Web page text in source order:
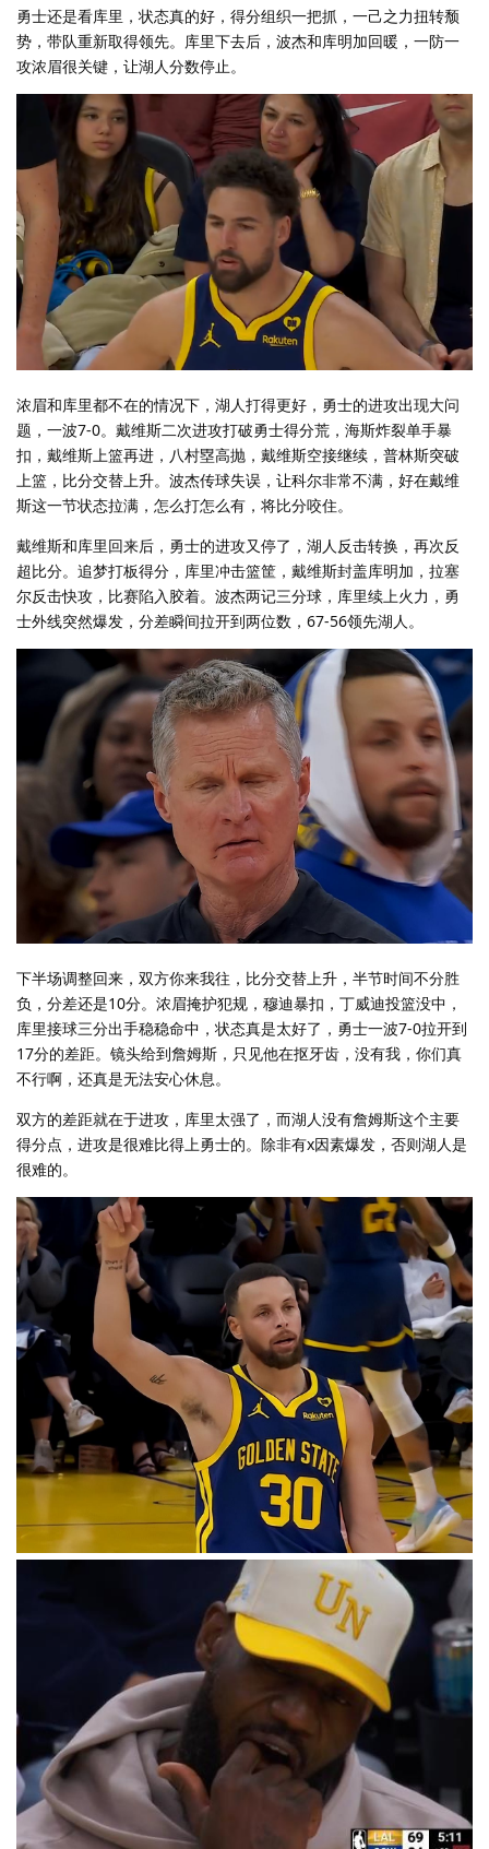
勇士还是看库里，状态真的好，得分组织一把抓，一己之力扭转颓
势，带队重新取得领先。库里下去后，波杰和库明加回暖，一防一
攻浓眉很关键，让湖人分数停止。
浓眉和库里都不在的情况下，湖人打得更好，勇士的进攻出现大问
题，一波7-0。戴维斯二次进攻打破勇士得分荒，海斯炸裂单手暴
扣，戴维斯上篮再进，八村塁高抛，戴维斯空接继续，普林斯突破
上篮，比分交替上升。波杰传球失误，让科尔非常不满，好在戴维
斯这一节状态拉满，怎么打怎么有，将比分咬住。
戴维斯和库里回来后，勇士的进攻又停了，湖人反击转换，再次反
超比分。追梦打板得分，库里冲击篮筐，戴维斯封盖库明加，拉塞
尔反击快攻，比赛陷入胶着。波杰两记三分球，库里续上火力，勇
士外线突然爆发，分差瞬间拉开到两位数，67-56领先湖人。
下半场调整回来，双方你来我往，比分交替上升，半节时间不分胜
负，分差还是10分。浓眉掩护犯规，穆迪暴扣，丁威迪投篮没中，
库里接球三分出手稳稳命中，状态真是太好了，勇士一波7-0拉开到
17分的差距。镜头给到詹姆斯，只见他在抠牙齿，没有我，你们真
不行啊，还真是无法安心休息。
双方的差距就在于进攻，库里太强了，而湖人没有詹姆斯这个主要
得分点，进攻是很难比得上勇士的。除非有x因素爆发，否则湖人是
很难的。